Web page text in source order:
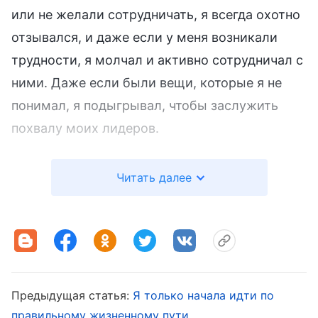
или не желали сотрудничать, я всегда охотно
отзывался, и даже если у меня возникали
трудности, я молчал и активно сотрудничал с
ними. Даже если были вещи, которые я не
понимал, я подыгрывал, чтобы заслужить
похвалу моих лидеров.
изменил свой подход к работе Евангелия,
каких-либо трудностях в проповедовании, я
Читать далее
Предыдущая статья: Я только начала идти по
правильному жизненному пути